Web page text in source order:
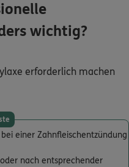
wichtig?
erforderlich machen
einer Zahnfleischentzündung
oder nach entsprechender